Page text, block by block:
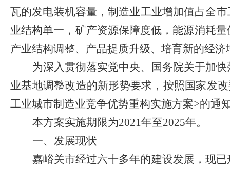
瓦的发电装机容量，制造业工业增加值占全
业结构单一，矿产资源保障度低，能源消耗
产业结构调整、产品提质升级、培育新的经
为深入贯彻落实党中央、国务院关于加
业基地调整改造的新形势要求，按照国家发
工业城市制造业竞争优势重构实施方案>的通
本方案实施期限为2021年至2025年。
一、发展现状
嘉峪关市经过六十多年的建设发展，现